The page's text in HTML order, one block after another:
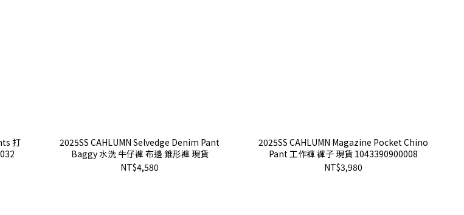
打
2025SS CAHLUMN Selvedge Denim Pant
Baggy 水洗 牛仔褲 布邊 錐形褲 現貨
NT$4,580
2025SS CAHLUMN Magazine Pocket Chino
Pant 工作褲 褲子 現貨 1043390900008
NT$3,980